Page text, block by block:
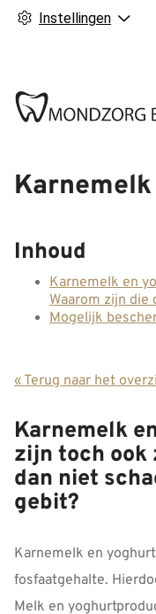
Instellingen
Karnemelk
Inhoud
Karnemelk en
Waarom zijn
Mogelijk
« Terug naar het
Karnemelk
zijn toch ook
dan niet
gebit?
Karnemelk en
fosfaatgehalte.
Melk en